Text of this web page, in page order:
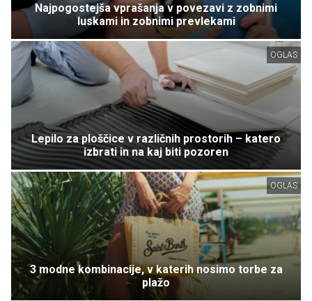
Najpogostejša vprašanja v povezavi z zobnimi
luskami in zobnimi prevlekami
OGLAS
Lepilo za ploščice v različnih prostorih – katero
izbrati in na kaj biti pozoren
OGLAS
3 modne kombinacije, v katerih nosimo torbe za
plažo